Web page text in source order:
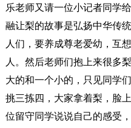
乐老师又请一位小记者同学
融让梨的故事是弘扬中华传
人们，要养成尊老爱幼，互
人。然后老师们抱上来很多
大的和一个小的，只见同学
挑三拣四，大家拿着梨，脸
位留守同学说说自己的感受